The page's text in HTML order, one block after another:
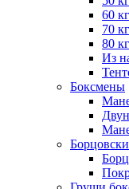
60 кг
70 кг
80 кг
Из
Боксмены